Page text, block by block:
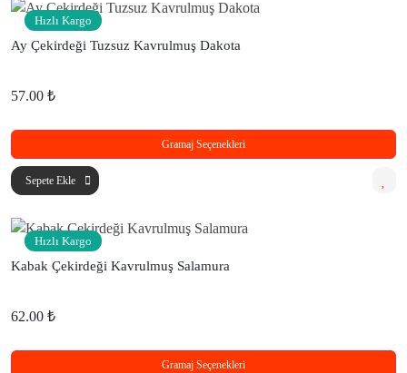
Hızlı Kargo
Ay Çekirdeği Tuzsuz Kavrulmuş Dakota
57.00 ₺
Gramaj Seçenekleri
Sepete Ekle
Hızlı Kargo
Kabak Çekirdeği Kavrulmuş Salamura
62.00 ₺
Gramaj Seçenekleri